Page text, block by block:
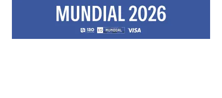
ESTADOS UNIDOS